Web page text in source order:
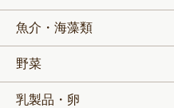
魚介・海藻類
野菜
乳製品・卵